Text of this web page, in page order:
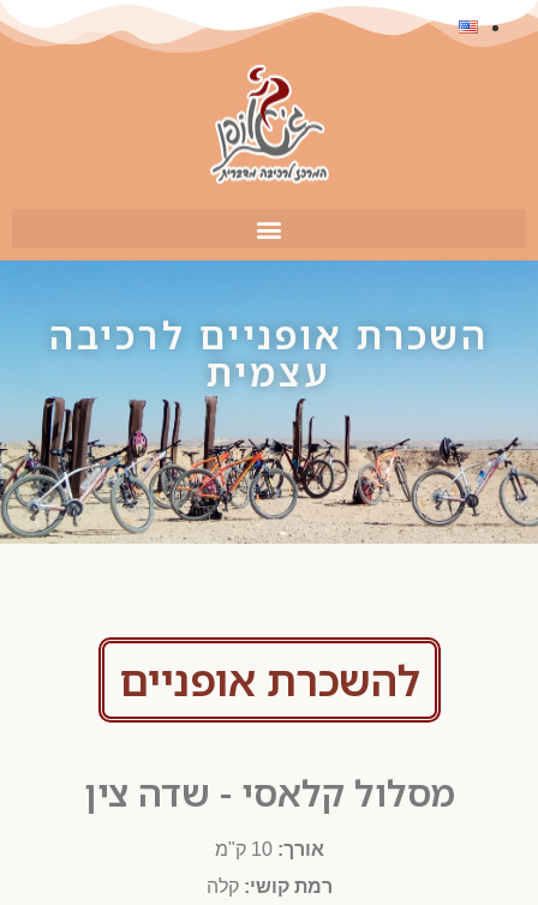
השכרת אופניים לרכיבה
עצמית
להשכרת אופניים
מסלול קלאסי - שדה צין
אורך: 10 ק"מ
רמת קושי: קלה